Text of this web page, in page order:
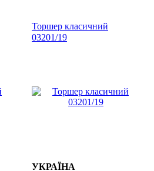
Торшер класичний
03201/19
УКРАЇНА